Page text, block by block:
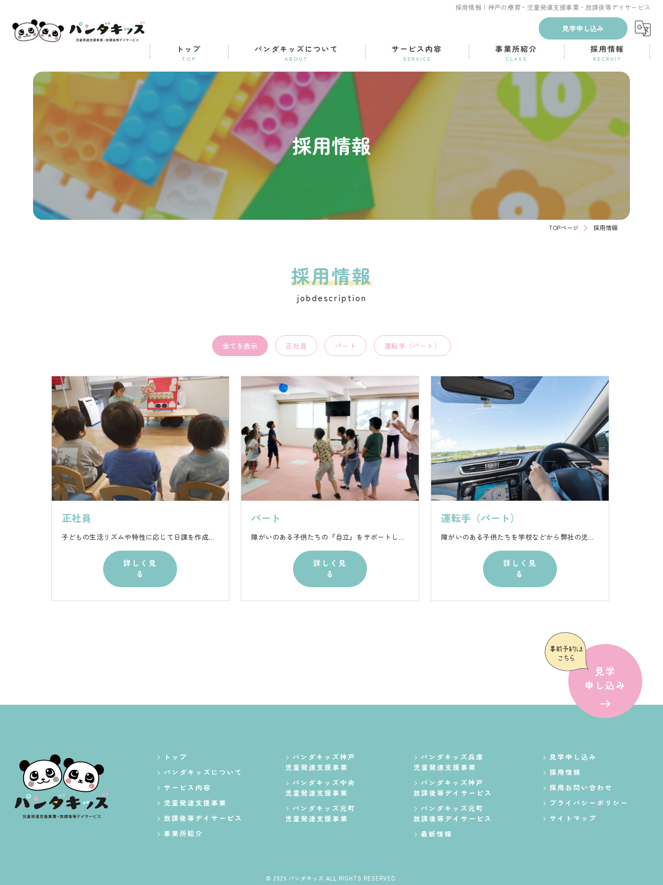
採用情報｜神戸の療育・児童発達支援事業・放課後等デイサービス
見学申し込み
トップ
TOP
パンダキッズについて
ABOUT
サービス内容
SERVICE
児童発達支援事業
放課後等デイサービス
事業所紹介
CLASS
パンダキッズ神戸 児童発達支援事業
パンダキッズ中央 児童発達支援事業
パンダキッズ元町 児童発達支援事業
パンダキッズ兵庫 児童発達支援事業
パンダキッズ神戸 放課後等デイサービス
パンダキッズ元町 放課後等デイサービス
採用情報
RECRUIT
採用お問い合わせ
採用情報
TOPページ 採用情報
採用情報
jobdescription
全てを表示 正社員 パート 運転手（パート）
正社員
子どもの生活リズムや特性に応じて日課を作成し、情緒安定や安全面に配慮しながら、個別・集団プログラムによる療育を行うお仕事です。
詳しく見
る
パート
障がいのある子供たちの『自立』をサポートしながら、自分も一緒に成長できる仕事です。
詳しく見
る
運転手（パート）
障がいのある子供たちを学校などから弊社の児童デイサービスまで、また児童デイサービスから児童のご自宅へ送迎するお仕事。送迎車は街でよく見かけるワゴン車です。
詳しく見
る
見学
申し込み
トップ
パンダキッズについて
サービス内容
児童発達支援事業
放課後等デイサービス
事業所紹介
パンダキッズ神戸
児童発達支援事業
パンダキッズ中央
児童発達支援事業
パンダキッズ元町
児童発達支援事業
パンダキッズ兵庫
児童発達支援事業
パンダキッズ神戸
放課後等デイサービス
パンダキッズ元町
放課後等デイサービス
最新情報
見学申し込み
採用情報
採用お問い合わせ
プライバシーポリシー
サイトマップ
© 2026 パンダキッズ ALL RIGHTS RESERVED.